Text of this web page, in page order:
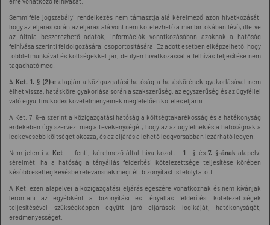
Semmiféle jogszabályi rendelkezés nem támasztja alá kérelmező azon hivatkozását,
hogy az eljárás során az eljárás alá vont nem kötelezhető a már birtokában lévő, illetve
az általa beszerezhető adatok, információk vonatkozásában azoknak a hatóság
felhívása szerinti feldolgozására, csoportosítására. Ez adott esetben elképzelhető, hogy
többletmunkával és költségekkel jár, de ilyen hivatkozással a felhívás teljesítése nem
tagadható meg.
A Ket. 1. § (2)-e alapján a közigazgatási hatóság a hatáskörének gyakorlásával nem
élhet vissza, hatásköre gyakorlása során a szakszerűség, az egyszerűség és az ügyféllel
való együttműködés követelményeinek megfelelően köteles eljárni.
A Ket. 7. §-a szerint a közigazgatási hatóság a költségtakarékosság és a hatékonyság
érdekében úgy szervezi meg a tevékenységét, hogy az az ügyfélnek és a hatóságnak a
legkevesebb költséget okozza, és az eljárás a lehető leggyorsabban lezárható legyen.
Nem jelenti a Ket . - fenti, kérelmező által hivatkozott - 1 . § és7. §-ának alapelvi
sérelmét, ha a hatóság a tényállás felderítési kötelezettsége teljesítése körében
később esetleg kevésbé relevánsnak megítélt bizonyítást is lefolytatott.
A Ket. ezen alapelvei a közigazgatási eljárás egészére vonatkoznak és nem kívánják
lerontani az egyébként a bizonyítási és tényállás felderítési kötelezettségek
teljesítésével szükségképpen együtt járó eljárások logikáját, hatékonyságát,
eredményességét.